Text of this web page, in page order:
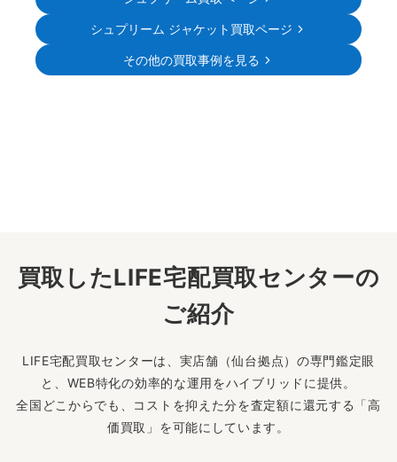
シュプリーム ジャケット買取ページ
その他の買取事例を見る
買取したLIFE宅配買取センターの
ご紹介
LIFE宅配買取センターは、実店舗（仙台拠点）の専門鑑定眼
と、WEB特化の効率的な運用をハイブリッドに提供。
全国どこからでも、コストを抑えた分を査定額に還元する「高
価買取」を可能にしています。